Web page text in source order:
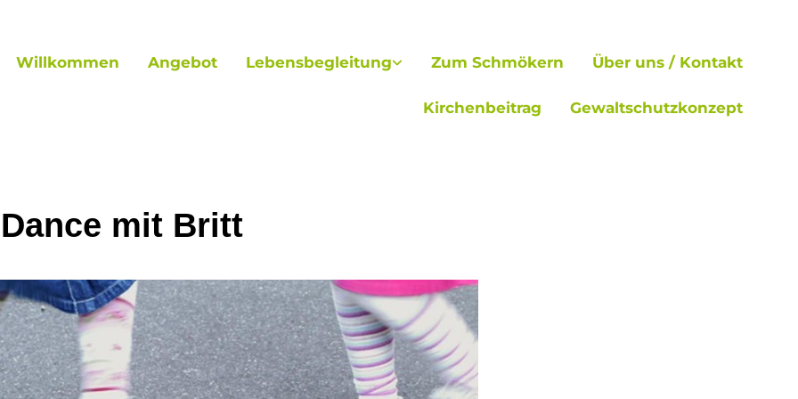
Willkommen Angebot Lebensbegleitung Zum Schmökern Über uns / Kontakt
Kirchenbeitrag Gewaltschutzkonzept
mit Britt